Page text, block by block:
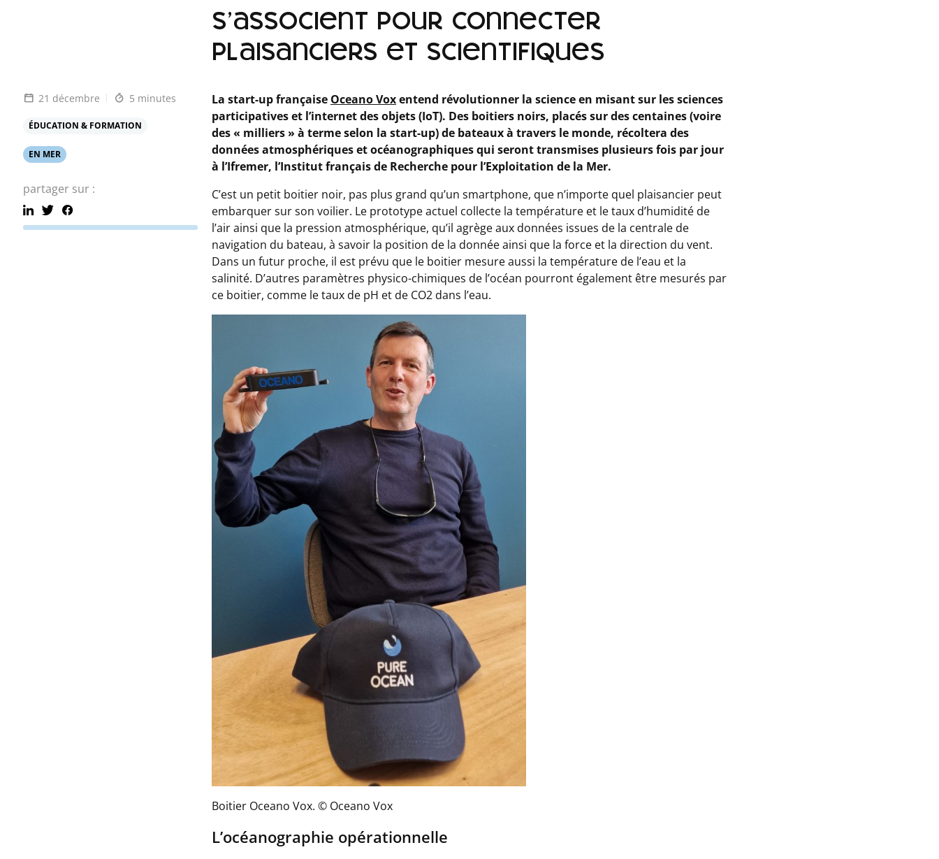
s’associent pour connecter
plaisanciers et scientifiques
21 décembre 5 minutes
ÉDUCATION & FORMATION
EN MER
partager sur :
La start-up française Oceano Voxentend révolutionner la science en misant sur les sciences
participatives et l’internet des objets (IoT). Des boitiers noirs, placés sur des centaines (voire
des « milliers » à terme selon la start-up) de bateaux à travers le monde, récoltera des
données atmosphériques et océanographiques qui seront transmises plusieurs fois par jour
à l’Ifremer, l’Institut français de Recherche pour l’Exploitation de la Mer.
C’est un petit boitier noir, pas plus grand qu’un smartphone, que n’importe quel plaisancier peut
embarquer sur son voilier. Le prototype actuel collecte la température et le taux d’humidité de
l’air ainsi que la pression atmosphérique, qu’il agrège aux données issues de la centrale de
navigation du bateau, à savoir la position de la donnée ainsi que la force et la direction du vent.
Dans un futur proche, il est prévu que le boitier mesure aussi la température de l’eau et la
salinité. D’autres paramètres physico-chimiques de l’océan pourront également être mesurés par
ce boitier, comme le taux de pH et de CO2 dans l’eau.
Boitier Oceano Vox. © Oceano Vox
L’océanographie opérationnelle